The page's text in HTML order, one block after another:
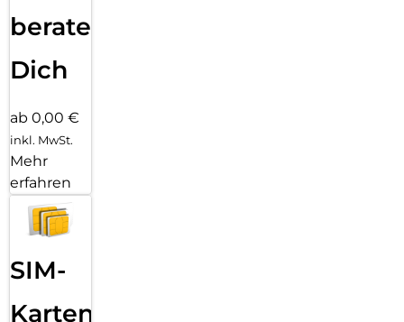
beraten
Dich
ab 0,00 €
inkl. MwSt.
Mehr
erfahren
SIM-
Karten